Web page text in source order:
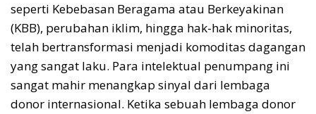
seperti Kebebasan Beragama atau Berkeyakinan
(KBB), perubahan iklim, hingga hak-hak minoritas,
telah bertransformasi menjadi komoditas dagangan
yang sangat laku. Para intelektual penumpang ini
sangat mahir menangkap sinyal dari lembaga
donor internasional. Ketika sebuah lembaga donor